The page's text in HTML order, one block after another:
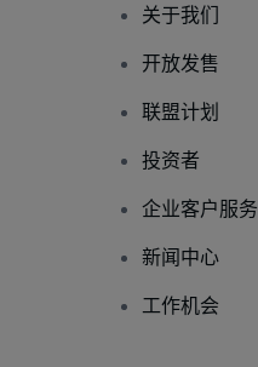
关于我们
开放发售
联盟计划
投资者
企业客户服务
新闻中心
工作机会